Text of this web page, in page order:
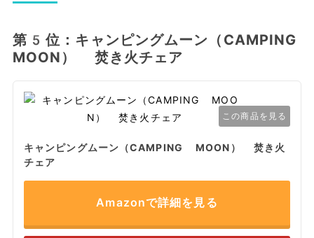
第5位：キャンピングムーン（CAMPING
MOON） 焚き火チェア
この商品を見る
キャンピングムーン（CAMPING MOON） 焚き火
チェア
Amazonで詳細を見る